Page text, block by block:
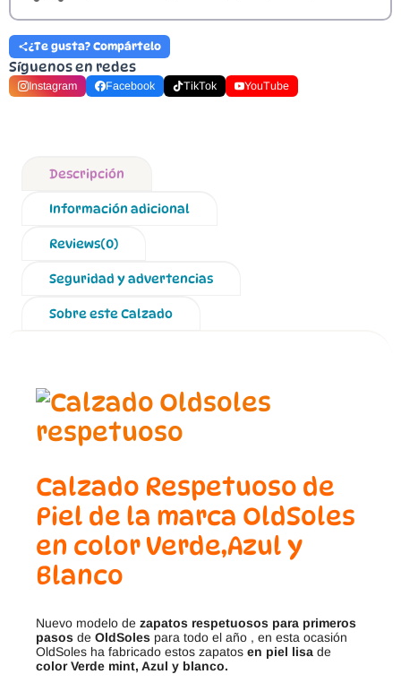
¿Te gusta? Compártelo
Síguenos en redes
Instagram Facebook TikTok YouTube
Descripción
Información adicional
Reviews(0)
Seguridad y advertencias
Sobre este Calzado
Calzado Respetuoso de
Piel de la marca OldSoles
en color Verde,Azul y
Blanco
Nuevo modelo de zapatos respetuosos para primeros
pasos de OldSoles para todo el año , en esta ocasión
OldSoles ha fabricado estos zapatos en piel lisa de
color Verde mint, Azul y blanco.